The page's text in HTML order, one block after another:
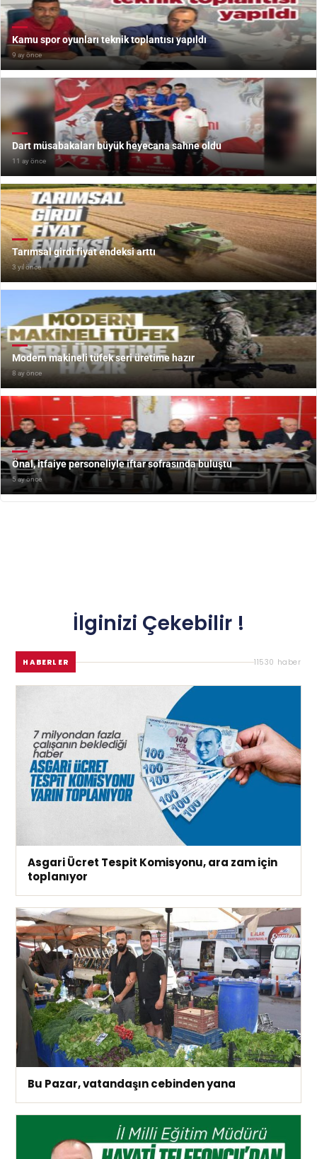
Kamu spor oyunları teknik toplantısı yapıldı
9 ay önce
Dart müsabakaları büyük heyecana sahne oldu
11 ay önce
Tarımsal girdi fiyat endeksi arttı
3 yıl önce
Modern makineli tüfek seri üretime hazır
8 ay önce
Önal, itfaiye personeliyle iftar sofrasında buluştu
5 ay önce
İlginizi Çekebilir !
HABERLER 11530 haber
Asgari Ücret Tespit Komisyonu, ara zam için
toplanıyor
Bu Pazar, vatandaşın cebinden yana